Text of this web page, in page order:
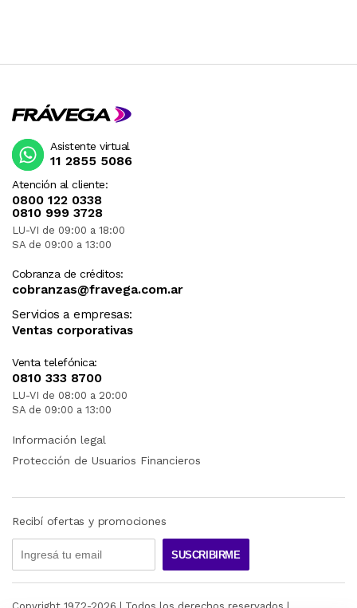
Atención al cliente:
0800 122 0338
0810 999 3728
LU-VI de 09:00 a 18:00
SA de 09:00 a 13:00
Cobranza de créditos:
cobranzas@fravega.com.ar
Servicios a empresas:
Ventas corporativas
Venta telefónica:
0810 333 8700
LU-VI de 08:00 a 20:00
SA de 09:00 a 13:00
Asistente virtual
11 2855 5086
Información legal
Protección de Usuarios Financieros
Recibí ofertas y promociones
SUSCRIBIRME